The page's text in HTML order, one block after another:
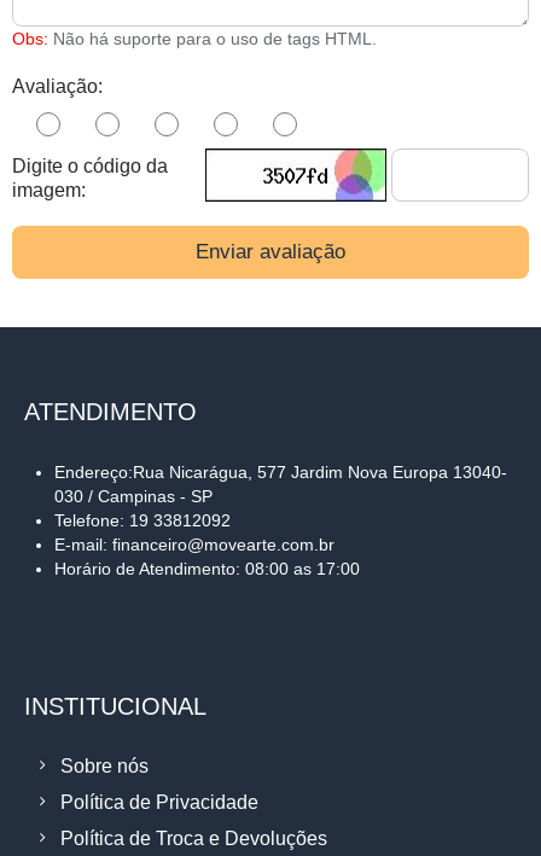
Obs: Não há suporte para o uso de tags HTML.
Avaliação:
Digite o código da
imagem:
Enviar avaliação
ATENDIMENTO
Endereço:Rua Nicarágua, 577 Jardim Nova Europa 13040-
030 / Campinas - SP
Telefone: 19 33812092
E-mail: financeiro@movearte.com.br
Horário de Atendimento: 08:00 as 17:00
INSTITUCIONAL
Sobre nós
Política de Privacidade
Política de Troca e Devoluções